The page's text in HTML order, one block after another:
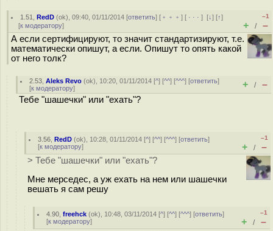
1.51 ,RedD (ok), 09:40, 01/11/2014 [ответить] [ ﹢﹢﹢] [ · · ·][↓] [↑]
[к модератору]
–1
+ / –
А если сертифицируют, то значит стандартизируют, т.е.
математически опишут, а если. Опишут то опять какой
от него толк?
2.53 ,Aleks Revo (ok), 10:20, 01/11/2014 [^] [^^] [^^^] [ответить]
[к модератору] + / –
Тебе "шашечки" или "ехать"?
3.56 ,RedD (ok), 10:28, 01/11/2014 [^] [^^] [^^^] [ответить]
[к модератору]
–1
+ / –
> Тебе "шашечки" или "ехать"?
Мне мерседес, а уж ехать на нем или шашечки
вешать я сам решу
4.90 ,freehck (ok), 10:48, 03/11/2014 [^] [^^] [^^^] [ответить]
[к модератору]
–1
+ / –